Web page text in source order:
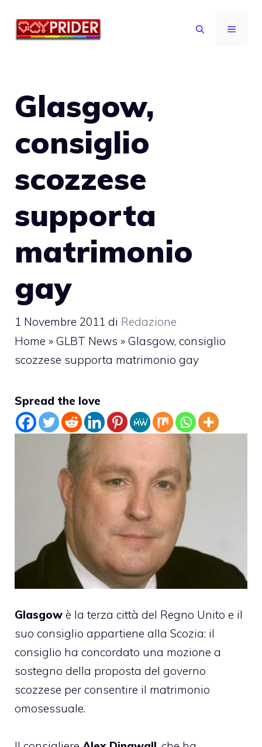
MENU
Glasgow,
consiglio
scozzese
supporta
matrimonio
gay
1 Novembre 2011 di Redazione
Home » GLBT News » Glasgow, consiglio
scozzese supporta matrimonio gay
Spread the love
Glasgow è la terza città del Regno Unito e il
suo consiglio appartiene alla Scozia: il
consiglio ha concordato una mozione a
sostegno della proposta del governo
scozzese per consentire il matrimonio
omosessuale.